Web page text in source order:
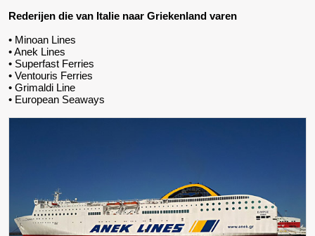
Rederijen die van Italie naar Griekenland varen
• Minoan Lines
• Anek Lines
• Superfast Ferries
• Ventouris Ferries
• Grimaldi Line
• European Seaways